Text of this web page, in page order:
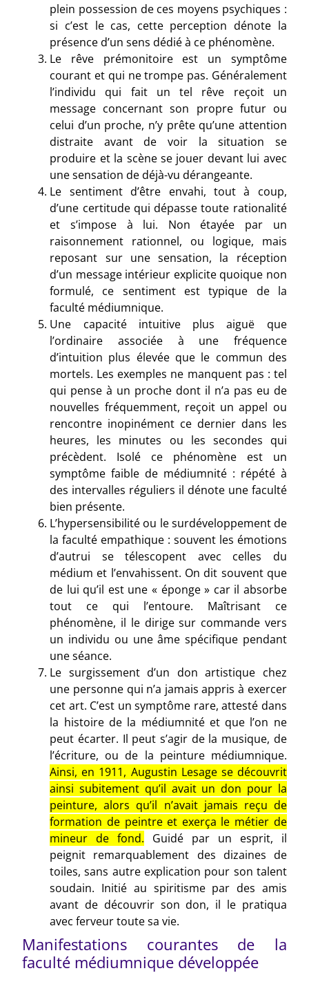
plein possession de ces moyens psychiques :
si c’est le cas, cette perception dénote la
présence d’un sens dédié à ce phénomène.
Le rêve prémonitoire est un symptôme
courant et qui ne trompe pas. Généralement
l’individu qui fait un tel rêve reçoit un
message concernant son propre futur ou
celui d’un proche, n’y prête qu’une attention
distraite avant de voir la situation se
produire et la scène se jouer devant lui avec
une sensation de déjà-vu dérangeante.
Le sentiment d’être envahi, tout à coup,
d’une certitude qui dépasse toute rationalité
et s’impose à lui. Non étayée par un
raisonnement rationnel, ou logique, mais
reposant sur une sensation, la réception
d’un message intérieur explicite quoique non
formulé, ce sentiment est typique de la
faculté médiumnique.
Une capacité intuitive plus aiguë que
l’ordinaire associée à une fréquence
d’intuition plus élevée que le commun des
mortels. Les exemples ne manquent pas : tel
qui pense à un proche dont il n’a pas eu de
nouvelles fréquemment, reçoit un appel ou
rencontre inopinément ce dernier dans les
heures, les minutes ou les secondes qui
précèdent. Isolé ce phénomène est un
symptôme faible de médiumnité : répété à
des intervalles réguliers il dénote une faculté
bien présente.
L’hypersensibilité ou le surdéveloppement de
la faculté empathique : souvent les émotions
d’autrui se télescopent avec celles du
médium et l’envahissent. On dit souvent que
de lui qu’il est une « éponge » car il absorbe
tout ce qui l’entoure. Maîtrisant ce
phénomène, il le dirige sur commande vers
un individu ou une âme spécifique pendant
une séance.
Le surgissement d’un don artistique chez
une personne qui n’a jamais appris à exercer
cet art. C’est un symptôme rare, attesté dans
la histoire de la médiumnité et que l’on ne
peut écarter. Il peut s’agir de la musique, de
l’écriture, ou de la peinture médiumnique.
Ainsi, en 1911, Augustin Lesage se découvrit
ainsi subitement qu’il avait un don pour la
peinture, alors qu’il n’avait jamais reçu de
formation de peintre et exerça le métier de
mineur de fond. Guidé par un esprit, il
peignit remarquablement des dizaines de
toiles, sans autre explication pour son talent
soudain. Initié au spiritisme par des amis
avant de découvrir son don, il le pratiqua
avec ferveur toute sa vie.
Manifestations courantes de la
faculté médiumnique développée